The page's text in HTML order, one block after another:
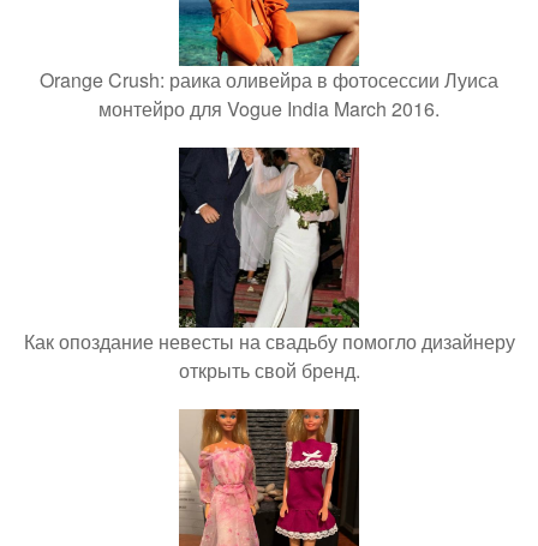
Orange Crush: раика оливейра в фотосессии Луиса
монтейро для Vogue India March 2016.
Как опоздание невесты на свадьбу помогло дизайнеру
открыть свой бренд.